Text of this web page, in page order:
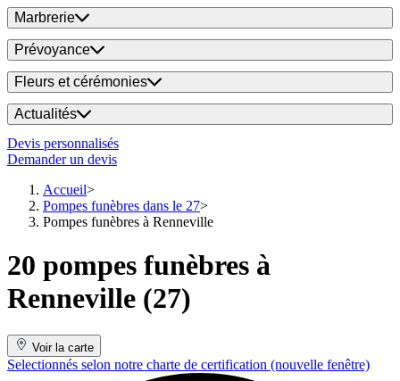
Marbrerie
Prévoyance
Fleurs et cérémonies
Actualités
Devis personnalisés
Demander un devis
Accueil
Pompes funèbres dans le 27
Pompes funèbres à Renneville
20 pompes funèbres à
Renneville (27)
Voir la carte
Selectionnés selon notre charte de certification (nouvelle fenêtre)